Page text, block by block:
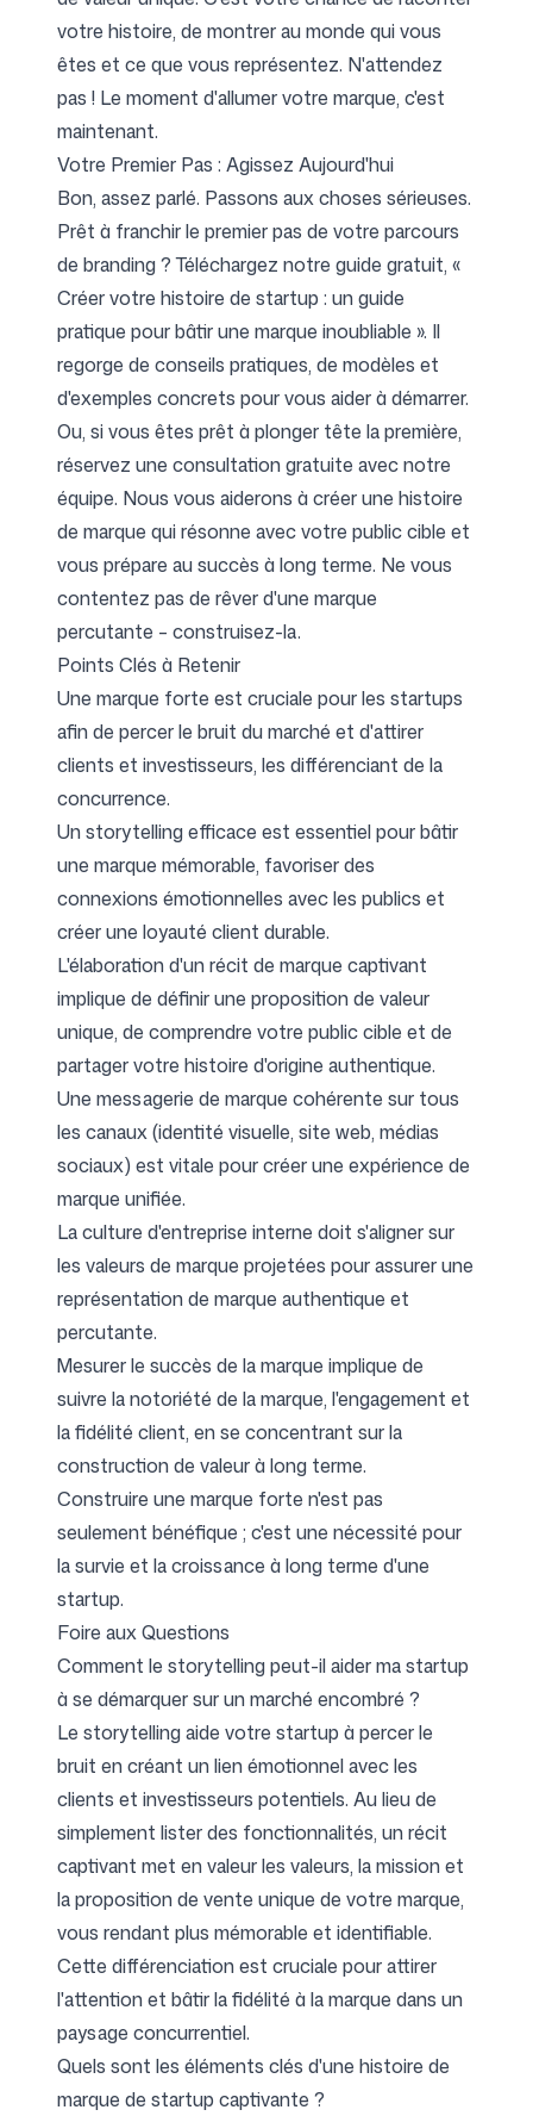
votre histoire, de montrer au monde qui vous
êtes et ce que vous représentez. N'attendez
pas ! Le moment d'allumer votre marque, c'est
maintenant.
Votre Premier Pas : Agissez Aujourd'hui
Bon, assez parlé. Passons aux choses sérieuses.
Prêt à franchir le premier pas de votre parcours
de branding ? Téléchargez notre guide gratuit, «
Créer votre histoire de startup : un guide
pratique pour bâtir une marque inoubliable ». Il
regorge de conseils pratiques, de modèles et
d'exemples concrets pour vous aider à démarrer.
Ou, si vous êtes prêt à plonger tête la première,
réservez une consultation gratuite avec notre
équipe. Nous vous aiderons à créer une histoire
de marque qui résonne avec votre public cible et
vous prépare au succès à long terme. Ne vous
contentez pas de rêver d'une marque
percutante – construisez-la.
Points Clés à Retenir
Une marque forte est cruciale pour les startups
afin de percer le bruit du marché et d'attirer
clients et investisseurs, les différenciant de la
concurrence.
Un storytelling efficace est essentiel pour bâtir
une marque mémorable, favoriser des
connexions émotionnelles avec les publics et
créer une loyauté client durable.
L'élaboration d'un récit de marque captivant
implique de définir une proposition de valeur
unique, de comprendre votre public cible et de
partager votre histoire d'origine authentique.
Une messagerie de marque cohérente sur tous
les canaux (identité visuelle, site web, médias
sociaux) est vitale pour créer une expérience de
marque unifiée.
La culture d'entreprise interne doit s'aligner sur
les valeurs de marque projetées pour assurer une
représentation de marque authentique et
percutante.
Mesurer le succès de la marque implique de
suivre la notoriété de la marque, l'engagement et
la fidélité client, en se concentrant sur la
construction de valeur à long terme.
Construire une marque forte n'est pas
seulement bénéfique ; c'est une nécessité pour
la survie et la croissance à long terme d'une
startup.
Foire aux Questions
Comment le storytelling peut-il aider ma startup
à se démarquer sur un marché encombré ?
Le storytelling aide votre startup à percer le
bruit en créant un lien émotionnel avec les
clients et investisseurs potentiels. Au lieu de
simplement lister des fonctionnalités, un récit
captivant met en valeur les valeurs, la mission et
la proposition de vente unique de votre marque,
vous rendant plus mémorable et identifiable.
Cette différenciation est cruciale pour attirer
l'attention et bâtir la fidélité à la marque dans un
paysage concurrentiel.
Quels sont les éléments clés d'une histoire de
marque de startup captivante ?